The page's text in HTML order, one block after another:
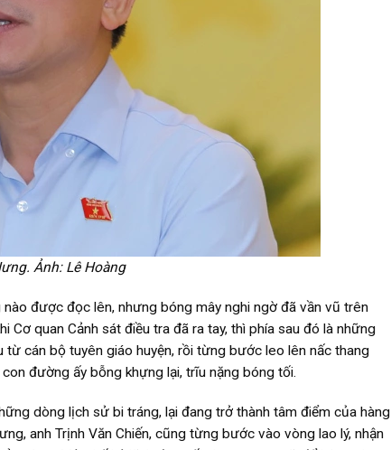
Ảnh: Lê Hoàng
được đọc lên, nhưng bóng mây nghi ngờ đã vần vũ trên
Cơ quan Cảnh sát điều tra đã ra tay, thì phía sau đó là những
cán bộ tuyên giáo huyện, rồi từng bước leo lên nấc thang
đường ấy bỗng khựng lại, trĩu nặng bóng tối.
dòng lịch sử bi tráng, lại đang trở thành tâm điểm của hàng
anh Trịnh Văn Chiến, cũng từng bước vào vòng lao lý, nhận